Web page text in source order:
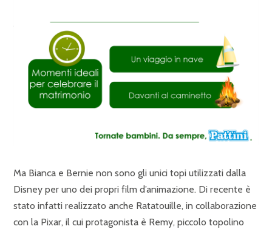
Ma Bianca e Bernie non sono gli unici topi utilizzati dalla
Disney per uno dei propri film d’animazione. Di recente è
stato infatti realizzato anche Ratatouille, in collaborazione
con la Pixar, il cui protagonista è Remy, piccolo topolino